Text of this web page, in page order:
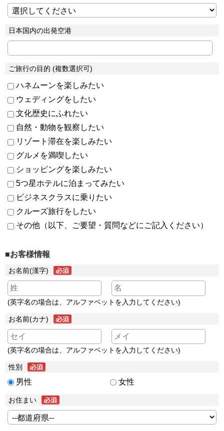
日本国内の出発空港
ご旅行の目的 (複数選択可)
ハネムーンを楽しみたい
ウェディングをしたい
文化歴史にふれたい
自然・動物を観察したい
リゾート滞在を楽しみたい
グルメを満喫したい
ショッピングを楽しみたい
5つ星ホテルに泊まってみたい
ビジネスクラスに乗りたい
クルーズ旅行をしたい
その他（以下、ご要望・質問などにご記入ください）
■お客様情報
お名前(漢字)
(英字名の場合は、アルファベットを入力してください)
お名前(カナ)
(英字名の場合は、アルファベットを入力してください)
性別
男性 女性
お住まい